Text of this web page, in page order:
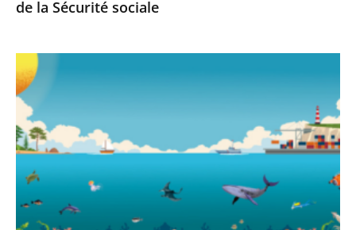
à
des
80
ans
de
la
sociale
de la Sécurité sociale
mer
et
les
politiques
publiques
discours